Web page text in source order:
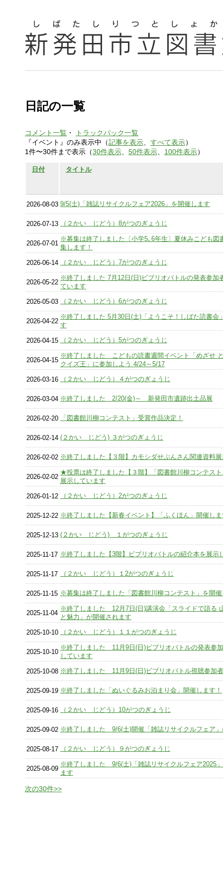
日記の一覧
コメント一覧 ・
トラックバック一覧
『イベント』のみ表示中（記事を表示 すべて表示）
1件〜30件まで表示（30件表示 50件表示 100件表示）
日付 タイトル
2026-08-03 9/5(土)「雑誌リサイクルフェア2026」を開催します
2026-07-13 （２かい じどう）8がつのぎょうじ
2026-07-01
※募集は終了しました〔小学5､6年生〕夏休みこども図
集します！
2026-06-14 （２かい じどう）7がつのぎょうじ
2026-05-22
※終了しました 7月12日(日)ビブリオバトルの発表参加
ています
2026-05-03 （２かい じどう）6がつのぎょうじ
2026-04-22
※終了しました 5月30日(土)「ようこそ！しばた読書会
す
2026-04-15 （２かい じどう）5がつのぎょうじ
2026-04-15
※終了しました こどもの読書週間イベント「めざせ
クイズ王」に参加しよう 4/24～5/17
2026-03-16 （２かい じどう）４がつのぎょうじ
2026-03-04 ※終了しました 2/20(金)～ 新発田市遺跡出土品展
2026-02-20 「図書館川柳コンテスト」受賞作品決定！
2026-02-14 (２かい じどう) ３がつのぎょうじ
2026-02-02 ※終了しました【３階】カモシダせぶんさん関連資料
2026-02-02
★投票は終了しました【３階】「図書館川柳コンテス
展示しています
2026-01-12 （２かい じどう）2がつのぎょうじ
2025-12-22 ※終了しました【新春イベント】「ふくほん」開催し
2025-12-13 (２かい じどう) １がつのぎょうじ
2025-11-17 ※終了しました【3階】ビブリオバトルの紹介本を展示
2025-11-17 （２かい じどう）１2がつのぎょうじ
2025-11-15 ※募集は終了しました「図書館川柳コンテスト」を開
2025-11-04
※終了しました 12月7日(日)講演会「スライドで語る
と魅力」が開催されます
2025-10-10 （２かい じどう）１１がつのぎょうじ
2025-10-10
※終了しました 11月9日(日)ビブリオバトルの発表参
しています
2025-10-08 ※終了しました 11月9日(日)ビブリオバトル視聴参加
2025-09-19 ※終了しました「ぬいぐるみお泊まり会」開催します！
2025-09-16 （２かい じどう）10がつのぎょうじ
2025-09-02 ※終了しました 9/6(土)開催「雑誌リサイクルフェア」
2025-08-17 （２かい じどう）９がつのぎょうじ
2025-08-09
※終了しました 9/6(土)「雑誌リサイクルフェア2025
ます
次の30件>>